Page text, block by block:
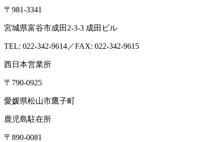
〒981-3341
宮城県富谷市成田2-3-3 成田ビル
TEL: 022-342-9614／FAX: 022-342-9615
西日本営業所
〒790-0925
愛媛県松山市鷹子町
鹿児島駐在所
〒890-0081